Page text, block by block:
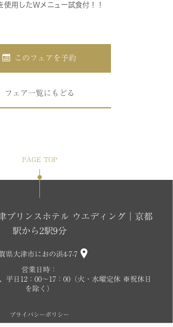
使用したWメニュー試食付！！
このフェアを予約
フェア一覧にもどる
PAGE TOP
プリンスホテル ウエディング│京都
駅から2駅9分
県大津市におの浜4-7-7
営業日時：
平日12：00～17：00（火・水曜定休 ※祝休日
を除く）
プライバシーポリシー